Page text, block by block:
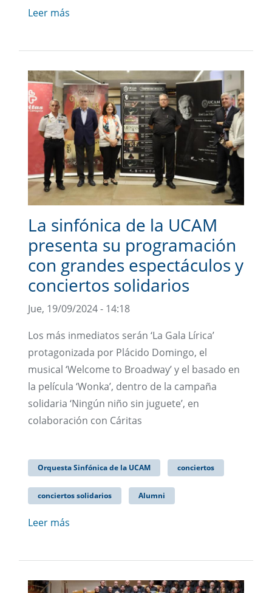
Leer más
La sinfónica de la UCAM
presenta su programación
con grandes espectáculos y
conciertos solidarios
Jue, 19/09/2024 - 14:18
Los más inmediatos serán ‘La Gala Lírica’
protagonizada por Plácido Domingo, el
musical ‘Welcome to Broadway’ y el basado en
la película ‘Wonka’, dentro de la campaña
solidaria ‘Ningún niño sin juguete’, en
colaboración con Cáritas
Orquesta Sinfónica de la UCAM conciertos
conciertos solidarios Alumni
Leer más